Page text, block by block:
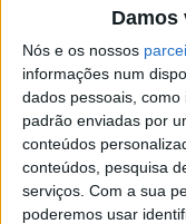
Damos
Nós e os nossos
informações num
dados pessoais,
padrão enviadas por
conteúdos
conteúdos, pesquisa
serviços. Com a sua
poderemos usar
A Câmara de
proprietários
localizadas nas
Pedro do Esteval, e